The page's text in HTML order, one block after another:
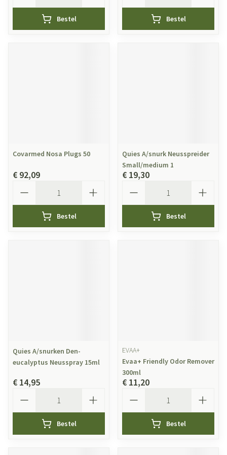
Bestel Bestel
Covarmed Nosa Plugs 50
€ 92,09
Bestel
Quies A/snurk Neusspreider
Small/medium 1
€ 19,30
Bestel
Quies A/snurken Den-
eucalyptus Neusspray 15ml
€ 14,95
Bestel
EVAA+
Evaa+ Friendly Odor Remover
300ml
€ 11,20
Bestel